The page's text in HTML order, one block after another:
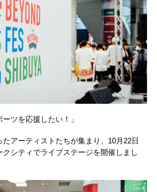
ーツを応援したい！」
たアーティストたちが集まり、10月22日
クシティでライブステージを開催しまし